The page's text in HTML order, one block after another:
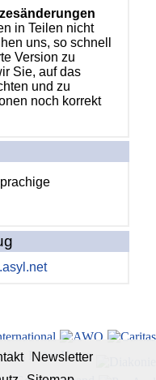
in Teilen nicht
uns, so schnell
Version zu
Sie, auf das
und zu
noch korrekt
Newsletter